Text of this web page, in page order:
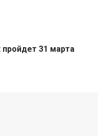
31 марта